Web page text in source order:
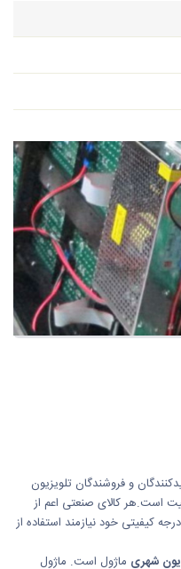
و فروشندگان تلویزیون
است.هر کالای صنعتی اعم از
کیفیتی خود نیازمند استفاده از
شهری ماژول است. ماژول